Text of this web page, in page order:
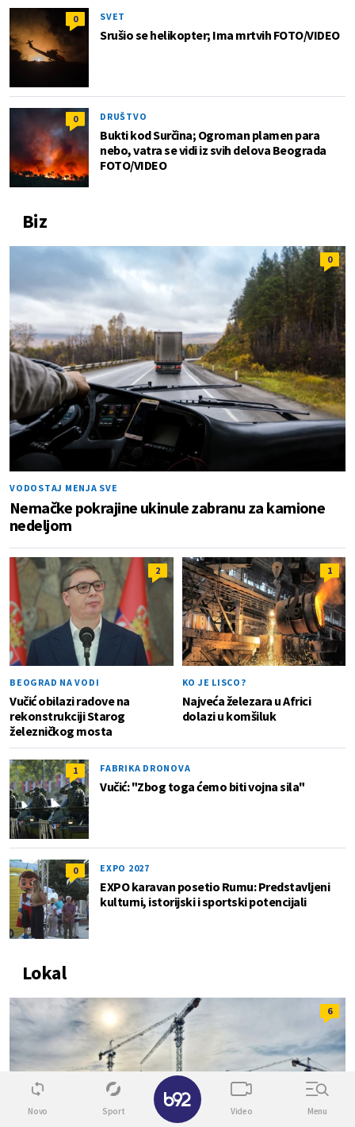
0 SVET
Srušio se helikopter; Ima mrtvih FOTO/VIDEO
0 DRUŠTVO
Bukti kod Surčina; Ogroman plamen para
nebo, vatra se vidi iz svih delova Beograda
FOTO/VIDEO
Biz
0
VODOSTAJ MENJA SVE
Nemačke pokrajine ukinule zabranu za kamione
nedeljom
2
BEOGRAD NA VODI
Vučić obilazi radove na
rekonstrukciji Starog
železničkog mosta
1
KO JE LISCO?
Najveća železara u Africi
dolazi u komšiluk
1 FABRIKA DRONOVA
Vučić: "Zbog toga ćemo biti vojna sila"
0 EXPO 2027
EXPO karavan posetio Rumu: Predstavljeni
kulturni, istorijski i sportski potencijali
Lokal
6
Novo Sport Video Menu
✕